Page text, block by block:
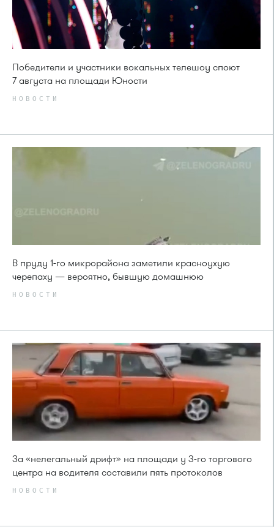
Победители и участники вокальных телешоу споют
7 августа на площади Юности
НОВОСТИ
В пруду 1-го микрорайона заметили красноухую
черепаху — вероятно, бывшую домашнюю
НОВОСТИ
За «нелегальный дрифт» на площади у 3-го торгового
центра на водителя составили пять протоколов
НОВОСТИ